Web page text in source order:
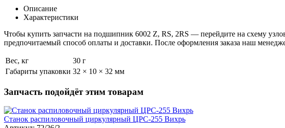
Описание
Характеристики
Чтобы купить запчасти на подшипник 6002 Z, RS, 2RS — перейдите на схему
предпочитаемый способ оплаты и доставки. После оформления заказа наш
Вес, кг
30 г
Габариты упаковки 32 × 10 × 32 мм
Запчасть подойдёт этим товарам
Станок распиловочный циркулярный ЦРС-255 Вихрь